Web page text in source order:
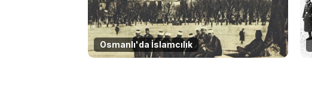
Osmanlı'da İslamcılık